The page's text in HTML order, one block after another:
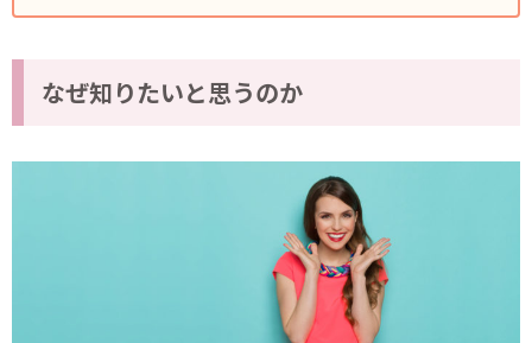
なぜ知りたいと思うのか